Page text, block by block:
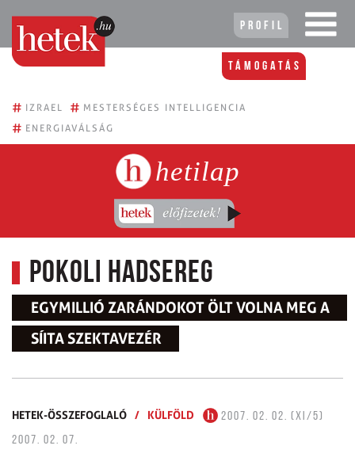
Profil
Támogatás
# IZRAEL # MESTERSÉGES INTELLIGENCIA
# ENERGIAVÁLSÁG
hetilap
Pokoli hadsereg
EGYMILLIÓ ZARÁNDOKOT ÖLT VOLNA MEG A
SÍITA SZEKTAVEZÉR
HETEK-ÖSSZEFOGLALÓ / KÜLFÖLD
2007. 02. 02. (XI/5)
2007. 02. 07.